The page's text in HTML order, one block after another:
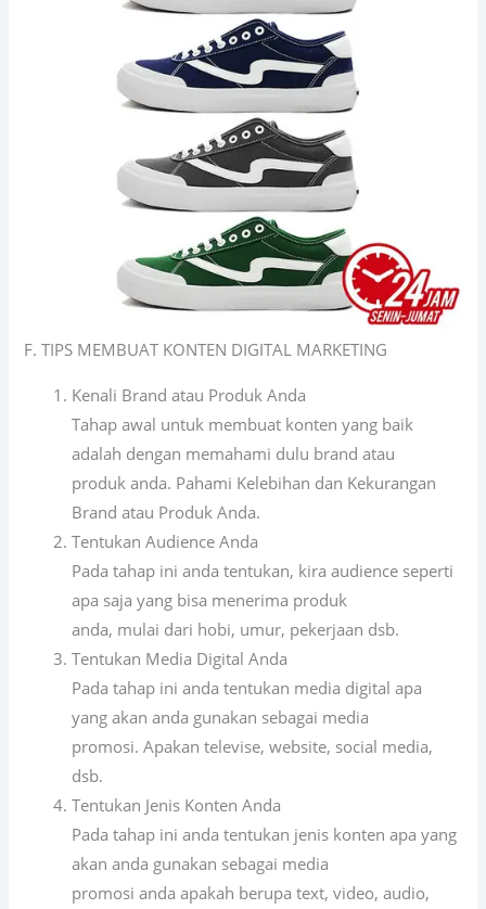
F. TIPS MEMBUAT KONTEN DIGITAL MARKETING
Kenali Brand atau Produk Anda
Tahap awal untuk membuat konten yang baik
adalah dengan memahami dulu brand atau
produk anda. Pahami Kelebihan dan Kekurangan
Brand atau Produk Anda.
Tentukan Audience Anda
Pada tahap ini anda tentukan, kira audience seperti
apa saja yang bisa menerima produk
anda, mulai dari hobi, umur, pekerjaan dsb.
Tentukan Media Digital Anda
Pada tahap ini anda tentukan media digital apa
yang akan anda gunakan sebagai media
promosi. Apakan televise, website, social media,
dsb.
Tentukan Jenis Konten Anda
Pada tahap ini anda tentukan jenis konten apa yang
akan anda gunakan sebagai media
promosi anda apakah berupa text, video, audio,